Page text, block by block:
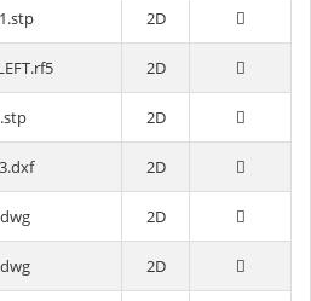
2D
2D
2D
2D
2D
2D